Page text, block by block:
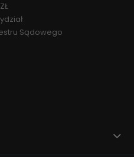
Sądowego